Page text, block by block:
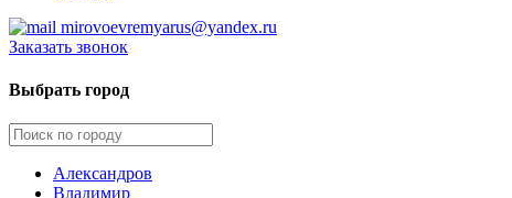
mirovoevremyarus@yandex.ru
Заказать звонок
Выбрать город
Александров
Владимир